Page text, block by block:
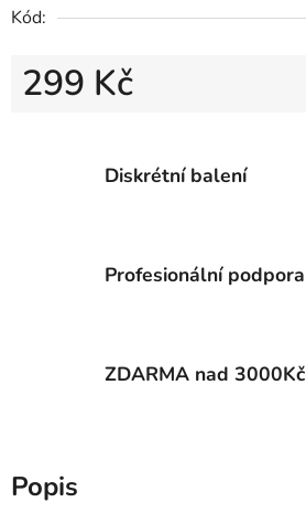
Kód:
299 Kč
Diskrétní balení
Profesionální podpora
ZDARMA nad 3000Kč
Popis